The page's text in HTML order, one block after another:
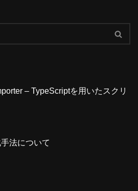
– TypeScriptを用いたスクリ
法について